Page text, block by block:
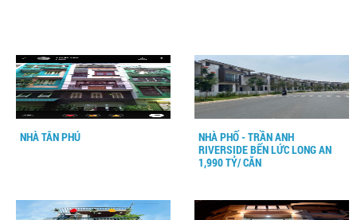
NHÀ TÂN PHÚ
NHÀ PHỐ - TRẦN ANH
RIVERSIDE BẾN LỨC LONG AN
1,990 TỶ/ CĂN